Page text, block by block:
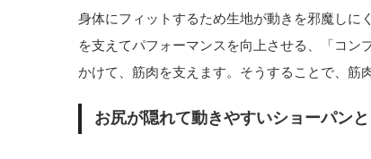
身体にフィットするため生地が動きを邪魔しに
を支えてパフォーマンスを向上させる、「コ
かけて、筋肉を支えます。そうすることで、筋
お尻が隠れて動きやすいショーパン